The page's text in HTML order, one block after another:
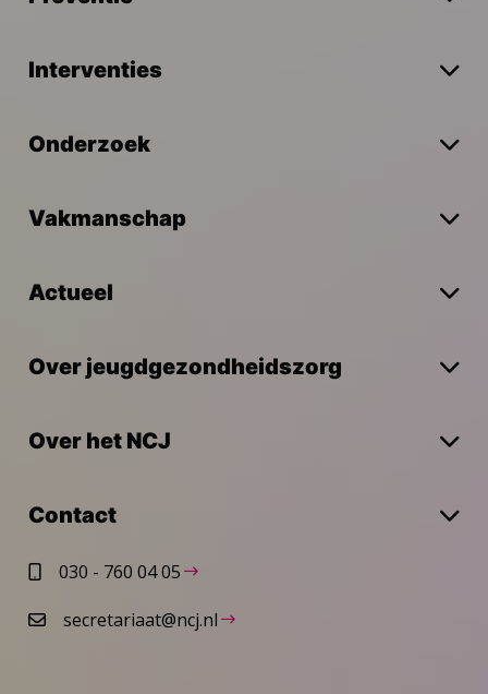
Interventies
Onderzoek
Vakmanschap
Actueel
Over jeugdgezondheidszorg
Over het NCJ
Contact
030 - 760 04 05
secretariaat@ncj.nl